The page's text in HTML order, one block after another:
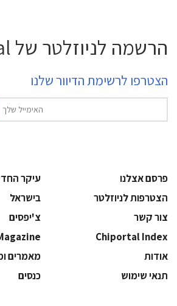
הרשמה לניוזלטר של ChiPortal
הצטרפו לרשימת הדיוור שלנו
פרסם אצלנו
עיקר
הצטרפות לניוזלטר
בישראל
צור קשר
צ'יפסים
Chiportal Index
אודות
מאמרים
תנאי שימוש
כנסים